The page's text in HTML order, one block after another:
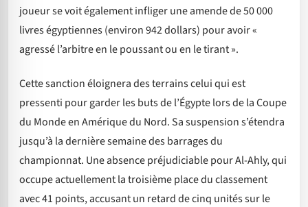
joueur se voit également infliger une amende de 50 000
livres égyptiennes (environ 942 dollars) pour avoir «
agressé l’arbitre en le poussant ou en le tirant ».
Cette sanction éloignera des terrains celui qui est
pressenti pour garder les buts de l’Égypte lors de la Coupe
du Monde en Amérique du Nord. Sa suspension s’étendra
jusqu’à la dernière semaine des barrages du
championnat. Une absence préjudiciable pour Al-Ahly, qui
occupe actuellement la troisième place du classement
avec 41 points, accusant un retard de cinq unités sur le